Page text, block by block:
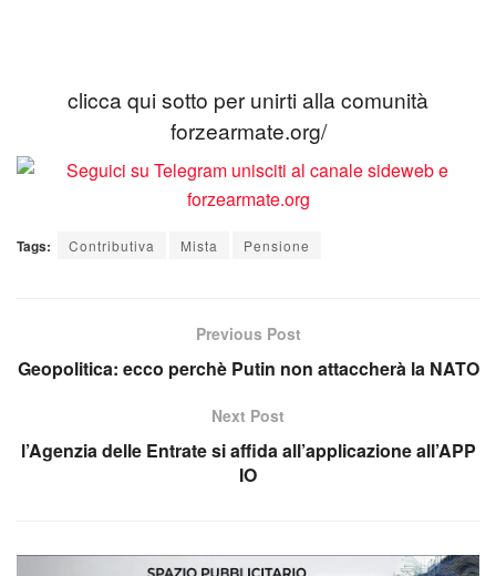
clicca qui sotto per unirti alla comunità
forzearmate.org/
Tags: Contributiva Mista Pensione
Previous Post
Geopolitica: ecco perchè Putin non attaccherà la NATO
Next Post
l’Agenzia delle Entrate si affida all’applicazione all’APP
IO